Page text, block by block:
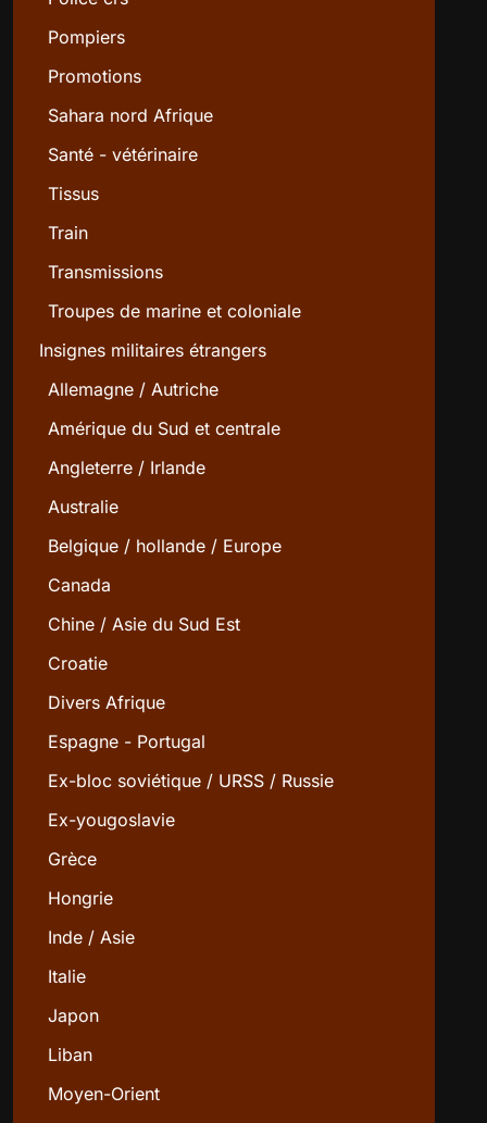
Pompiers
Promotions
Sahara nord Afrique
Santé - vétérinaire
Tissus
Train
Transmissions
Troupes de marine et coloniale
Insignes militaires étrangers
Allemagne / Autriche
Amérique du Sud et centrale
Angleterre / Irlande
Australie
Belgique / hollande / Europe
Canada
Chine / Asie du Sud Est
Croatie
Divers Afrique
Espagne - Portugal
Ex-bloc soviétique / URSS / Russie
Ex-yougoslavie
Grèce
Hongrie
Inde / Asie
Italie
Japon
Liban
Moyen-Orient